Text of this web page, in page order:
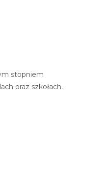
stopniem
oraz szkołach.